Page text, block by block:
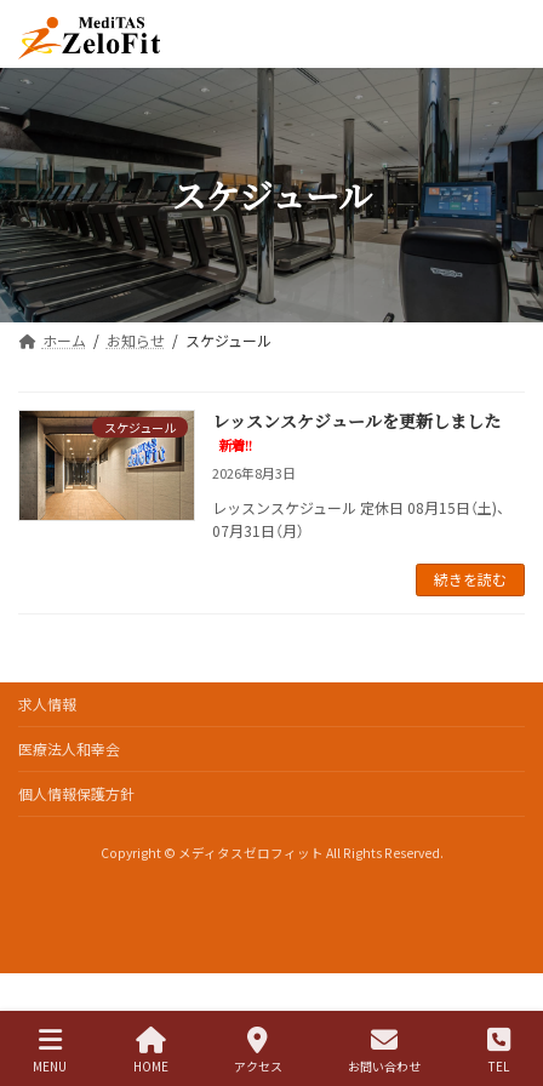
ン
ツ
へ
ス
キ
ッ
プ
ー
シ
ョ
ン
に
移
動
スケジュール
ホーム お知らせ スケジュール
スケジュール レッスンスケジュールを更新しました
新着!!
2026年8月3日
レッスンスケジュール 定休日 08月15日（土)、
07月31日（月）
続きを読む
求人情報
医療法人和幸会
個人情報保護方針
Copyright © メディタスゼロフィット All Rights Reserved.
MENU HOME アクセス お問い合わせ TEL